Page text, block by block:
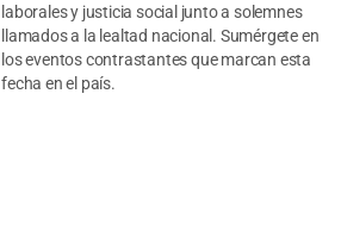
laborales y justicia social junto a solemnes
llamados a la lealtad nacional. Sumérgete en
los eventos contrastantes que marcan esta
fecha en el país.